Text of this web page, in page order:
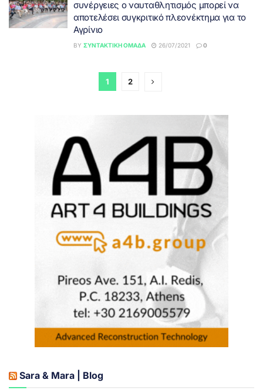
συνέργειες ο ναυταθλητισμός μπορεί να
αποτελέσει συγκριτικό πλεονέκτημα για το
Αγρίνιο
BY ΣΥΝΤΑΚΤΙΚΉ ΟΜΆΔΑ 26/07/2021 0
1 2
Sara & Mara | Blog